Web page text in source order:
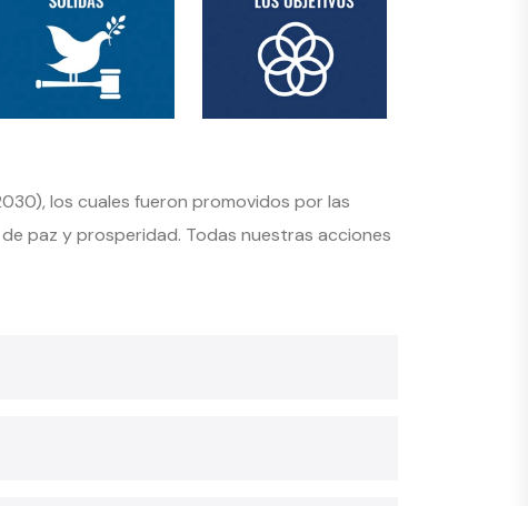
los cuales fueron promovidos por las
paz y prosperidad. Todas nuestras acciones